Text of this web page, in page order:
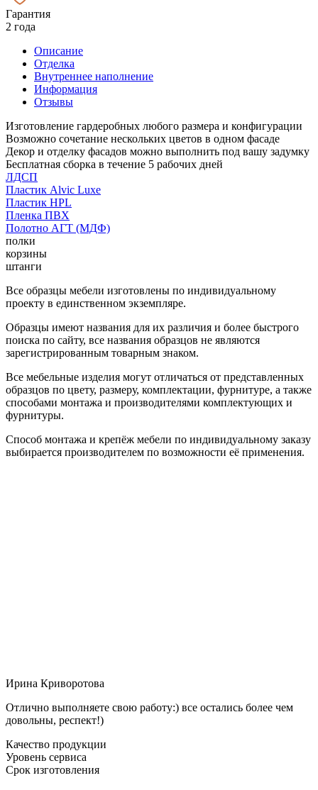
Гарантия
2 года
Описание
Отделка
Внутреннее наполнение
Информация
Отзывы
Изготовление гардеробных любого размера и конфигурации
Возможно сочетание нескольких цветов в одном фасаде
Декор и отделку фасадов можно выполнить под вашу задумку
Бесплатная сборка в течение 5 рабочих дней
ЛДСП
Пластик Alvic Luxe
Пластик HPL
Пленка ПВХ
Полотно АГТ (МДФ)
полки
корзины
штанги
Все образцы мебели изготовлены по индивидуальному
проекту в единственном экземпляре.
Образцы имеют названия для их различия и более быстрого
поиска по сайту, все названия образцов не являются
зарегистрированным товарным знаком.
Все мебельные изделия могут отличаться от представленных
образцов по цвету, размеру, комплектации, фурнитуре, а также
способами монтажа и производителями комплектующих и
фурнитуры.
Способ монтажа и крепёж мебели по индивидуальному заказу
выбирается производителем по возможности её применения.
Ирина Криворотова
Отлично выполняете свою работу:) все остались более чем
довольны, респект!)
Качество продукции
Уровень сервиса
Срок изготовления